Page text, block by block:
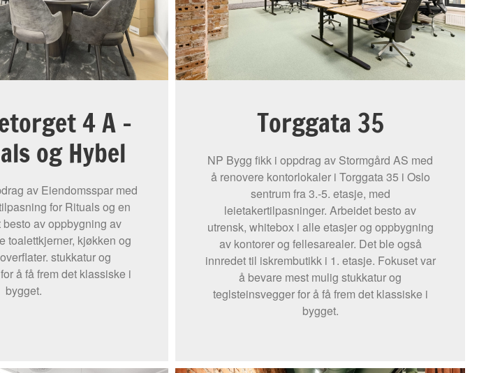
4 A –
og Hybel
av Eiendomsspar med
for Rituals og en
av oppbygning av
toalettkjerner, kjøkken og
stukkatur og
å få frem det klassiske i
bygget.
Torggata 35
NP Bygg fikk i oppdrag av Stormgård AS med
å renovere kontorlokaler i Torggata 35 i Oslo
sentrum fra 3.-5. etasje, med
leietakertilpasninger. Arbeidet besto av
utrensk, whitebox i alle etasjer og oppbygning
av kontorer og fellesarealer. Det ble også
innredet til iskrembutikk i 1. etasje. Fokuset var
å bevare mest mulig stukkatur og
teglsteinsvegger for å få frem det klassiske i
bygget.